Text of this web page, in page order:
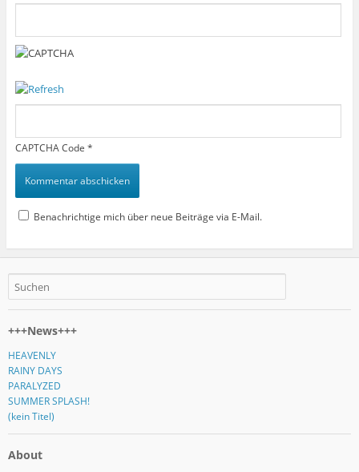
CAPTCHA Code *
Benachrichtige mich über neue Beiträge via E-Mail.
+++News+++
HEAVENLY
RAINY DAYS
PARALYZED
SUMMER SPLASH!
(kein Titel)
About